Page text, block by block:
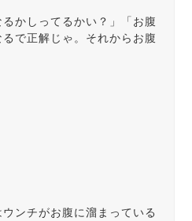
かしってるかい？」「お腹
で正解じゃ。それからお腹
ンチがお腹に溜まっている